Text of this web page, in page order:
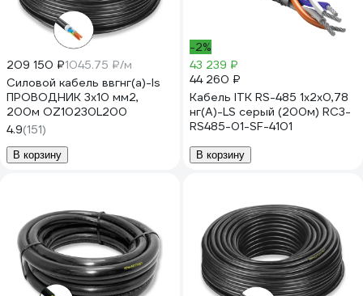
209 150 ₽1045.75 ₽/м
Силовой кабель ввгнг(a)-ls
ПРОВОДНИК 3x10 мм2,
200м OZ10230L200
4.9(151)
В корзину
-2%
43 239 ₽
44 260 ₽
Кабель ITK RS-485 1x2х0,78
нг(А)-LS серый (200м) RC3-
RS485-01-SF-4101
В корзину